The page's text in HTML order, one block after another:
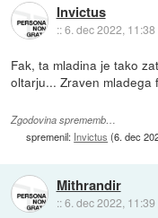
Invictus
::6. dec 2022, 11:38
Fak, ta mladina je tako
oltarju... Zraven mladega
Zgodovina sprememb…
spremenil: Invictus (6. dec
Mithrandir
::6. dec 2022, 11:39